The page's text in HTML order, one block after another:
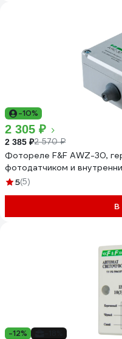
-10%
2 305 ₽
2 385 ₽2 570 ₽
Фотореле F&F AWZ-30,
фотодатчиком и
5(5)
В
-12%